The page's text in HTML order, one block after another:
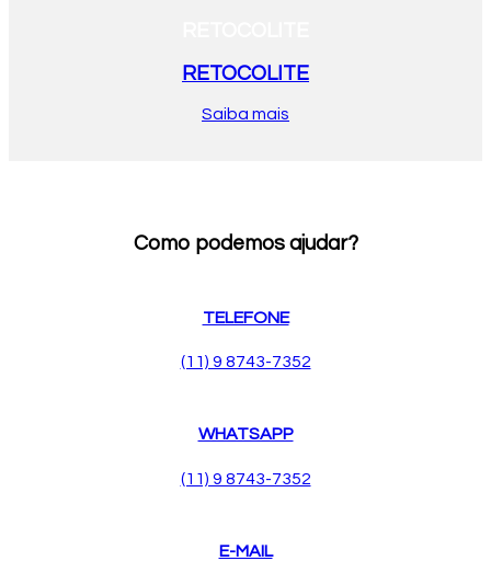
RETOCOLITE
Saiba mais
Como podemos ajudar?
TELEFONE
(11) 9 8743-7352
WHATSAPP
(11) 9 8743-7352
E-MAIL